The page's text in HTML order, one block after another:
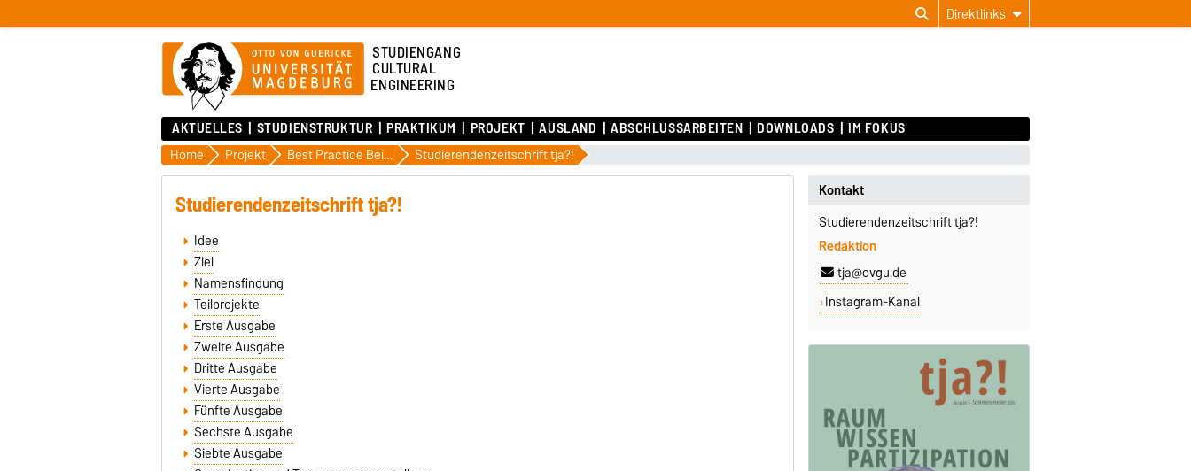
Direktlinks
STUDIENGANG
CULTURAL
ENGINEERING
AKTUELLES STUDIENSTRUKTUR PRAKTIKUM PROJEKT AUSLAND ABSCHLUSSARBEITEN DOWNLOADS IM FOKUS
Home Projekt Best Practice Beispiele Studierendenzeitschrift tja?!
Studierendenzeitschrift tja?!
Idee
Ziel
Namensfindung
Teilprojekte
Erste Ausgabe
Zweite Ausgabe
Dritte Ausgabe
Vierte Ausgabe
Fünfte Ausgabe
Sechste Ausgabe
Siebte Ausgabe
Kontakt
Studierendenzeitschrift tja?!
Redaktion
tja@ovgu.de
Instagram-Kanal